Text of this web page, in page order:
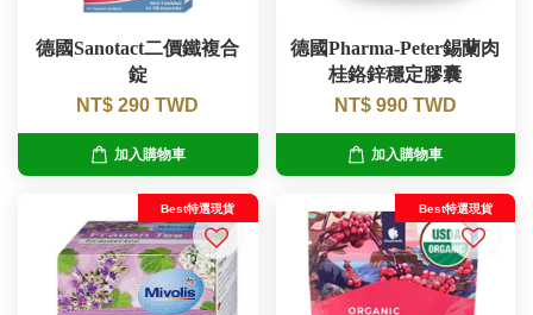
德國Sanotact二價鐵複合
錠
NT$ 290 TWD
加入購物車
德國Pharma-Peter錫蘭肉
桂鉻鋅穩定膠囊
NT$ 990 TWD
加入購物車
Best特選現貨 Best特選現貨